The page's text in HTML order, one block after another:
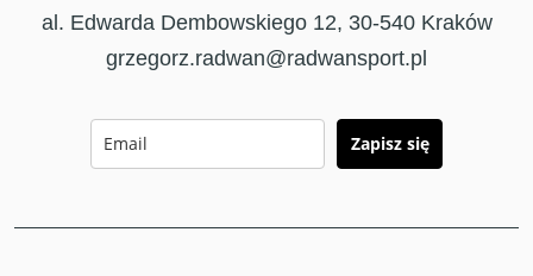
al. Edwarda Dembowskiego 12, 30-540 Kraków
grzegorz.radwan@radwansport.pl
Zapisz się